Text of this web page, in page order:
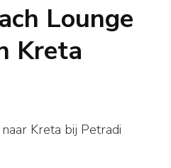
Lounge
Kreta
Kreta bij Petradi